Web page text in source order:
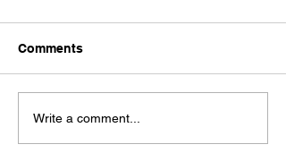
松江あさんぽ8日目？なん
か日にちずれた？
Comments
Write a comment...